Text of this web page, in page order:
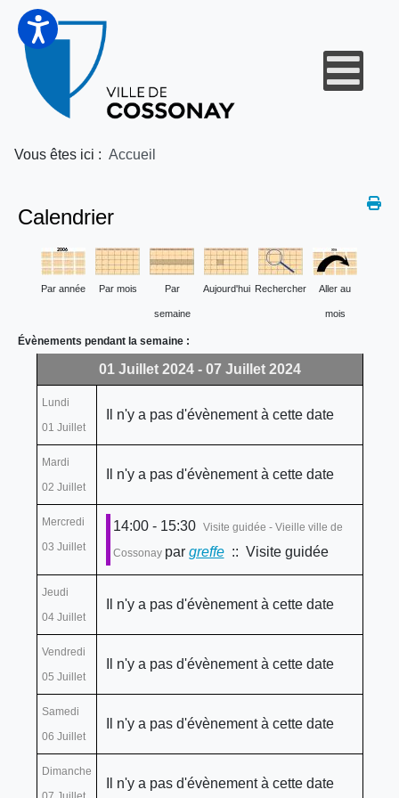
Vous êtes ici : Accueil
Calendrier
Par année Par mois Par
semaine
Aujourd'hui Rechercher Aller au
mois
Évènements pendant la semaine :
01 Juillet 2024 - 07 Juillet 2024
Lundi
01 Juillet
Il n'y a pas d'évènement à cette date
Mardi
02 Juillet
Il n'y a pas d'évènement à cette date
Mercredi
03 Juillet
14:00 - 15:30 Visite guidée - Vieille ville de
Cossonay par greffe:: Visite guidée
Jeudi
04 Juillet
Il n'y a pas d'évènement à cette date
Vendredi
05 Juillet
Il n'y a pas d'évènement à cette date
Samedi
06 Juillet
Il n'y a pas d'évènement à cette date
Dimanche
Il n'y a pas d'évènement à cette date